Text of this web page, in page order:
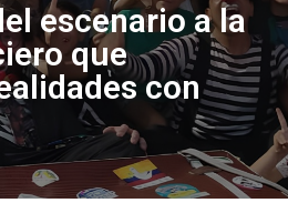
escenario a la
que
con